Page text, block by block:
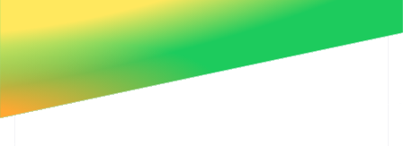
31
33
34
"expected_delivery_year": 2027,
"livemode": true,
"metadata": {},
"1.25",
"product":